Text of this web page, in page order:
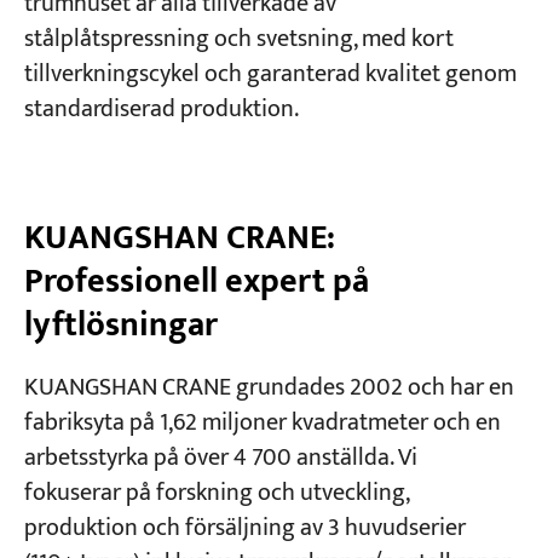
stålplåtspressning och svetsning, med kort
tillverkningscykel och garanterad kvalitet genom
standardiserad produktion.
KUANGSHAN CRANE:
Professionell expert på
lyftlösningar
KUANGSHAN CRANE grundades 2002 och har en
fabriksyta på 1,62 miljoner kvadratmeter och en
arbetsstyrka på över 4 700 anställda. Vi
fokuserar på forskning och utveckling,
produktion och försäljning av 3 huvudserier